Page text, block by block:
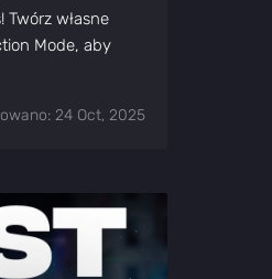
Twórz własne
Mode, aby
24 Oct, 2025